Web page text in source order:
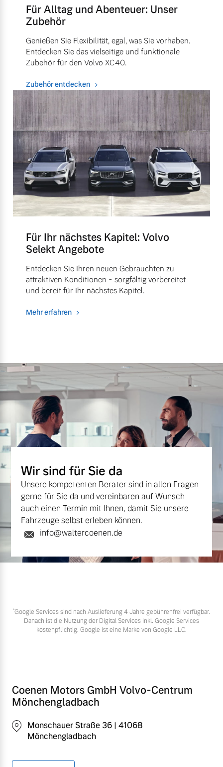
Für Alltag und Abenteuer: Unser
Zubehör
Genießen Sie Flexibilität, egal, was Sie vorhaben.
Entdecken Sie das vielseitige und funktionale
Zubehör für den Volvo XC40.
Zubehör entdecken
Für Ihr nächstes Kapitel: Volvo
Selekt Angebote
Entdecken Sie Ihren neuen Gebrauchten zu
attraktiven Konditionen - sorgfältig vorbereitet
und bereit für Ihr nächstes Kapitel.
Mehr erfahren
Wir sind für Sie da
Unsere kompetenten Berater sind in allen Fragen
gerne für Sie da und vereinbaren auf Wunsch
auch einen Termin mit Ihnen, damit Sie unsere
Fahrzeuge selbst erleben können.
info@waltercoenen.de
*Google Services sind nach Auslieferung 4 Jahre gebührenfrei verfügbar.
Danach ist die Nutzung der Digital Services inkl. Google Services
kostenpflichtig. Google ist eine Marke von Google LLC.
Coenen Motors GmbH Volvo-Centrum
Mönchengladbach
Monschauer Straße 36 | 41068
Mönchengladbach